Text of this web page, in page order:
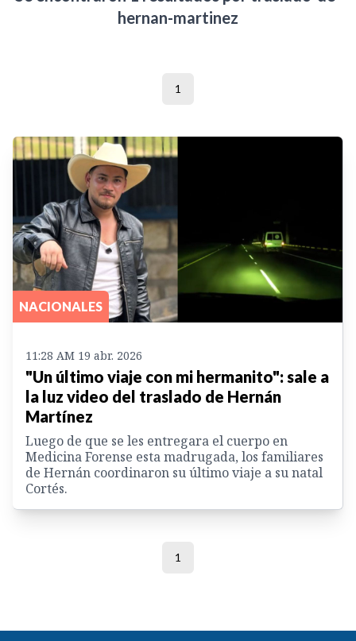
hernan-martinez
1
NACIONALES
11:28 AM 19 abr. 2026
"Un último viaje con mi hermanito": sale a
la luz video del traslado de Hernán
Martínez
Luego de que se les entregara el cuerpo en
Medicina Forense esta madrugada, los familiares
de Hernán coordinaron su último viaje a su natal
Cortés.
1